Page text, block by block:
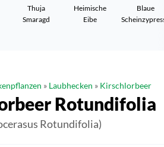
Thuja
Smaragd
Heimische
Eibe
Blaue
» Laubhecken » Kirschlorbeer
Rotundifolia
Rotundifolia)